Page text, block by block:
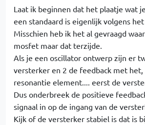
Laat ik beginnen dat het plaatje wat
een standaard is eigenlijk volgens
Misschien heb ik het al gevraagd
mosfet maar dat terzijde.
Als je een oscillator ontwerp zijn er
versterker en 2 de feedback met het,
resonantie element.... eerst de
Dus onderbreek de positieve
signaal in op de ingang van de
Kijk of de versterker stabiel is dat is